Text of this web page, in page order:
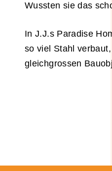
Wussten sie das
In J.J.s Paradise
so viel Stahl
gleichgrossen